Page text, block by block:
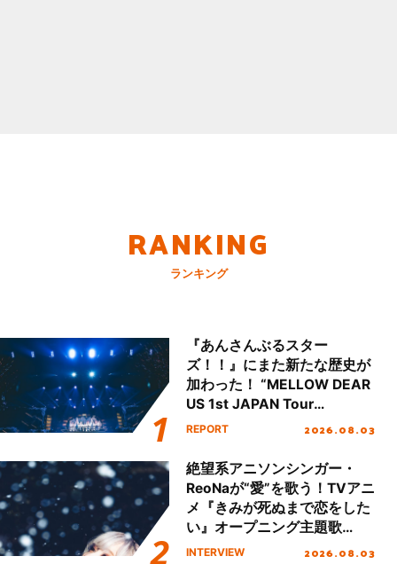
RANKING
ランキング
『あんさんぶるスター
ズ！！』にまた新たな歴史が
加わった！ “MELLOW DEAR
US 1st JAPAN Tour
Final「NICE to meet YOU
ート!!
REPORT 2026.08.03
絶望系アニソンシンガー・
ReoNaが“愛”を歌う！TVアニ
メ『きみが死ぬまで恋をした
い』オープニング主題歌
「Amore」インタビュー
INTERVIEW 2026.08.03